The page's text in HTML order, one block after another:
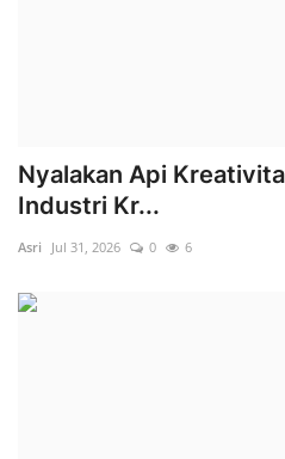
Nyalakan Api
Industri Kr...
Asri Jul 31, 2026 0 6